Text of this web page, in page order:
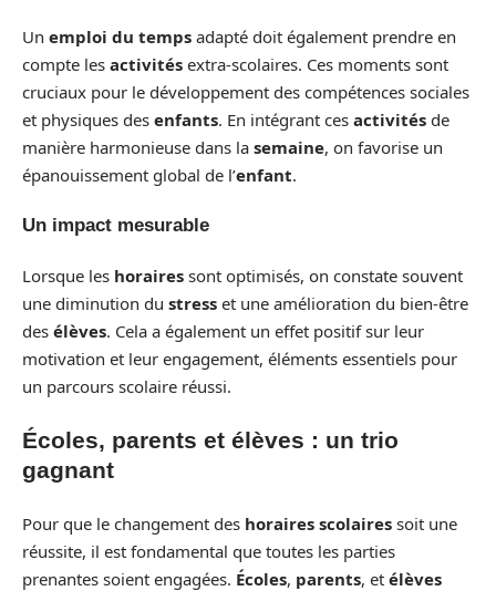
Un emploi du temps adapté doit également prendre en
compte les activités extra-scolaires. Ces moments sont
cruciaux pour le développement des compétences sociales
et physiques des enfants. En intégrant ces activités de
manière harmonieuse dans la semaine, on favorise un
épanouissement global de l’enfant.
Un impact mesurable
Lorsque les horaires sont optimisés, on constate souvent
une diminution du stress et une amélioration du bien-être
des élèves. Cela a également un effet positif sur leur
motivation et leur engagement, éléments essentiels pour
un parcours scolaire réussi.
Écoles, parents et élèves : un trio
gagnant
Pour que le changement des horaires scolaires soit une
réussite, il est fondamental que toutes les parties
prenantes soient engagées. Écoles, parents, et élèves